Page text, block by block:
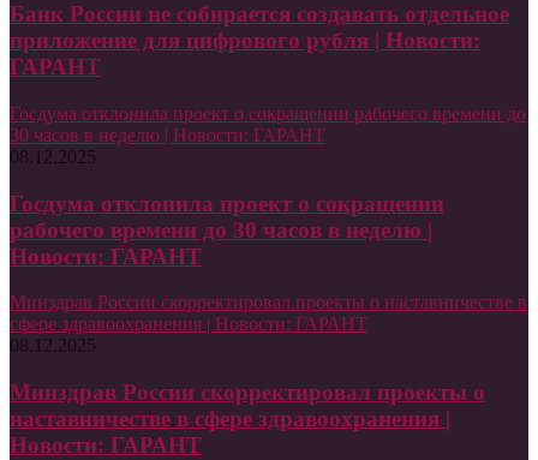
Банк России не собирается создавать отдельное
приложение для цифрового рубля | Новости:
ГАРАНТ
Госдума отклонила проект о сокращении рабочего времени до
30 часов в неделю | Новости: ГАРАНТ
08.12.2025
Госдума отклонила проект о сокращении
рабочего времени до 30 часов в неделю |
Новости: ГАРАНТ
Минздрав России скорректировал проекты о наставничестве в
сфере здравоохранения | Новости: ГАРАНТ
08.12.2025
Минздрав России скорректировал проекты о
наставничестве в сфере здравоохранения |
Новости: ГАРАНТ